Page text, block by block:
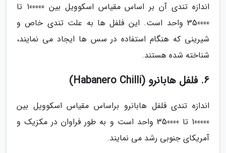
اندازه تندی آن بر اساس مقیاس اسکوویل بین 100000 تا
350000 واحد است. این فلفل ها به علت تندی خاص و
شیرینی که هنگام استفاده در سس ها ایجاد می نمایند،
شناخته شده هستند.
6. فلفل هابانرو (Habanero Chilli)
اندازه تندی فلفل هابانرو براساس مقیاس اسکوویل بین
100000 تا 350000 واحد است و به طور فراوان در مکزیک و
آمریکای جنوبی رشد می نمایند.